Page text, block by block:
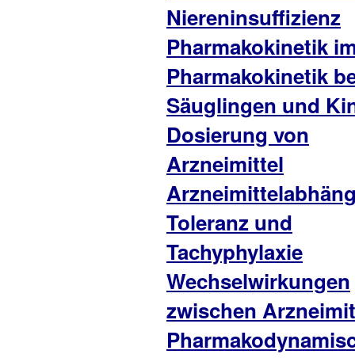
Niereninsuffizienz
Pharmakokinetik
Pharmakokinetik
Säuglingen und
Dosierung von
Arzneimittel
Toleranz und
Tachyphylaxie
Wechselwirkungen
zwischen